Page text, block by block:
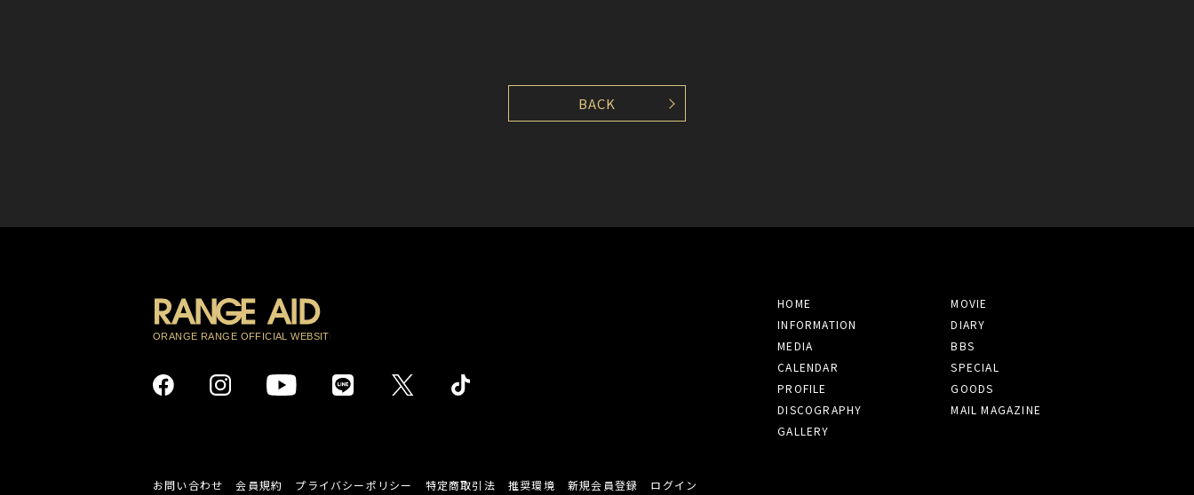
BACK
HOME
INFORMATION
MEDIA
CALENDAR
PROFILE
DISCOGRAPHY
GALLERY
MOVIE
DIARY
BBS
SPECIAL
GOODS
MAIL MAGAZINE
お問い合わせ 会員規約 プライバシーポリシー 特定商取引法 推奨環境 新規会員登録 ログイン